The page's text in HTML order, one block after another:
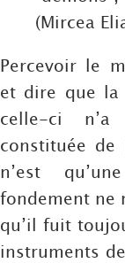
(Mircea
Percevoir le
et dire que la
celle-ci n’a
constituée de
n’est
fondement ne
qu’il fuit
instruments